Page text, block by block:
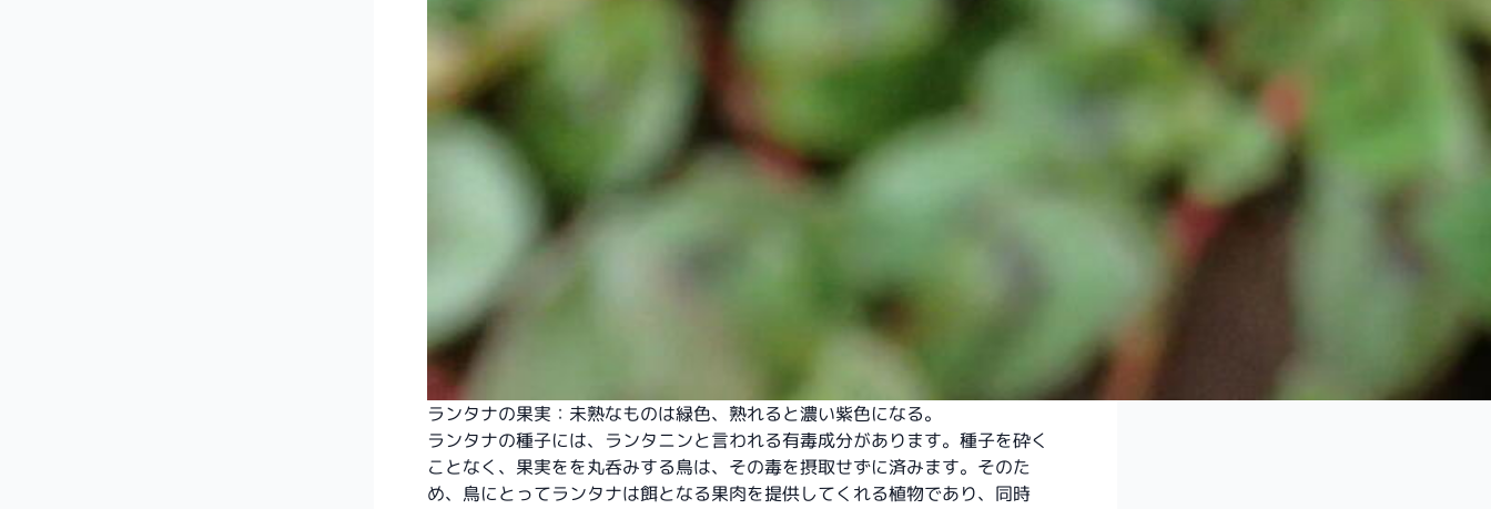
ランタナの果実：未熟なものは緑色、熟れると濃い紫色になる。
ランタナの種子には、ランタニンと言われる有毒成分があります。種子を砕く
ことなく、果実をを丸呑みする鳥は、その毒を摂取せずに済みます。そのた
め、鳥にとってランタナは餌となる果肉を提供してくれる植物であり、同時